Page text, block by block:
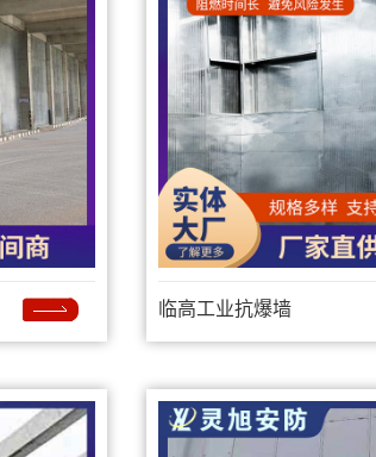
临高工业抗爆墙